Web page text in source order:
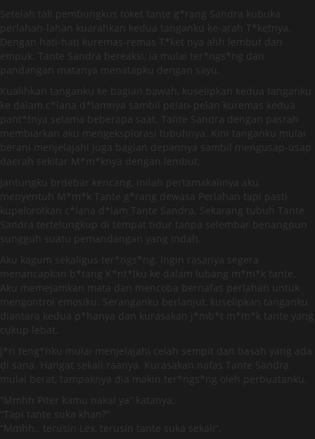
Setelah tali pembungkus toket tante g*rang Sandra kubuka
perlahan-lahan kuarahkan kedua tanganku ke-arah T*ketnya.
Dengan hati-hati kuremas-remas T*ket nya ahh lembut dan
empuk. Tante Sandra bereaksi, ia mulai ter*ngs*ng dan
pandangan matanya menatapku dengan sayu.
Kualihkan tanganku ke bagian bawah, kuselipkan kedua tanganku
ke dalam c*lana d*lamnya sambil pelan-pelan kuremas kedua
pant*tnya selama beberapa saat. Tante Sandra dengan pasrah
membiarkan aku mengeksplorasi tubuhnya. Kini tanganku mulai
berani menjelajahi juga bagian depannya sambil mengusap-usap
daerah sekitar M*m*knya dengan lembut.
Jantungku brdebar kencang, inilah pertamakalinya aku
menyentuh M*m*k Tante g*rang dewasa Perlahan tapi pasti
kupelorotkan c*lana d*lam Tante Sandra. Sekarang tubuh Tante
Sandra tertelungkup di tempat tidur tanpa selembar benangpun
sungguh suatu pemandangan yang indah.
Aku kagum sekaligus ter*ngs*ng. Ingin rasanya segera
menancapkan b*tang K*nt*lku ke dalam lubang m*m*k tante.
Aku memejamkan mata dan mencoba bernafas perlahan untuk
mengontrol emosiku. Seranganku berlanjut, kuselipkan tanganku
diantara kedua p*hanya dan kurasakan j*mb*t m*m*k tante yang
cukup lebat.
J*ri teng*hku mulai menjelajahi celah sempit dan basah yang ada
di sana. Hangat sekali raanya. Kurasakan nafas Tante Sandra
mulai berat, tampaknya dia makin ter*ngs*ng oleh perbuatanku.
“Mmhh Piter kamu nakal ya” katanya.
“Tapi tante suka khan?”
“Mmhh.. terusin Lex, terusin tante suka sekali”.